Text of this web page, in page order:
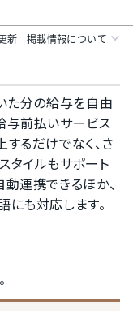
新 掲載情報について
た分の給与を自由
与前払いサービス
るだけでなく、さ
タイルもサポート
連携できるほか、
も対応します。